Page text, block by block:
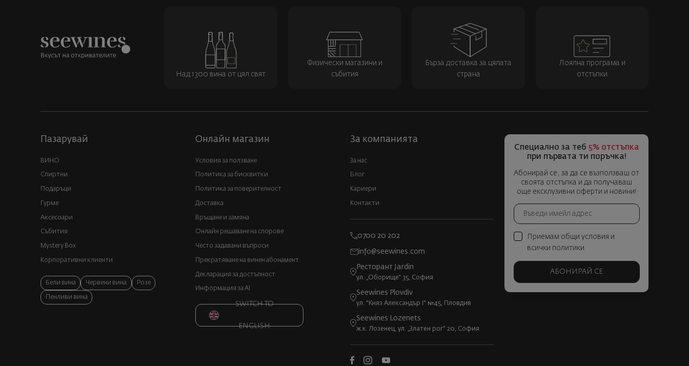
Над 1300 вина от цял свят
Физически магазини и
събития
Бърза доставка за цялата
страна
Лоялна програма и
отстъпки
Пазарувай
ВИНО
Спиртни
Подаръци
Гурме
Аксесоари
Събития
Mystery Box
Корпоративни клиенти
Бели вина Червени вина Розе
Пенливи вина
Онлайн магазин
Условия за ползване
Политика за бисквитки
Политика за поверителност
Доставка
Връщане и замяна
Онлайн решаване на спорове
Често задавани въпроси
Прекратяване на винен абонамент
Декларация за достъпност
Информация за AI
SWITCH TO
ENGLISH
За компанията
За нас
Блог
Кариери
Контакти
0700 20 202
info@seewines.com
Ресторант Jardin
ул. „Оборище“ 35, София
Seewines Plovdiv
ул. "Княз Александър I" №45, Пловдив
Seewines Lozenets
ж.к. Лозенец, ул. „Златен рог“ 20, София
Специално за теб 5% отстъпка
при първата ти поръчка!
Абонирай се, за да се възползваш от
своята отстъпка и да получаваш
още ексклузивни оферти и новини!
Приемам общи условия и
всички политики
АБОНИРАЙ СЕ